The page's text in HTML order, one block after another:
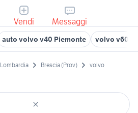
Vendi Messaggi
auto volvo v40 Piemonte volvo v60
Lombardia Brescia (Prov) volvo